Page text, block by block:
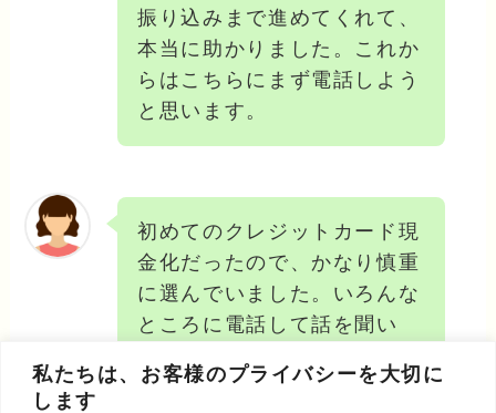
私たちは、お客様のプライバシーを大切に
します
振り込みまで進めてくれて、
本当に助かりました。これか
らはこちらにまず電話しよう
と思います。
初めてのクレジットカード現
金化だったので、かなり慎重
に選んでいました。いろんな
ところに電話して話を聞い
たんキャッシュでした。決め